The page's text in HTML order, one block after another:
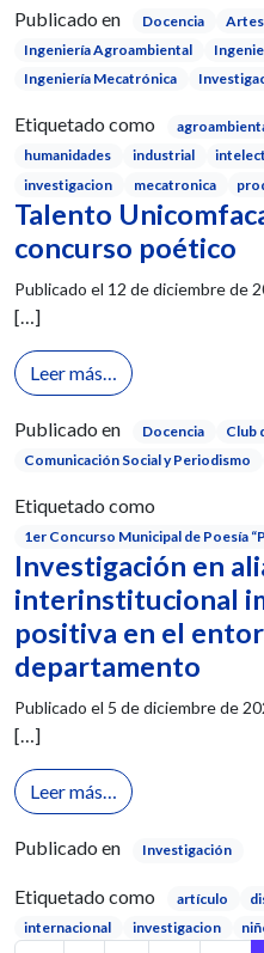
Publicado en Docencia
Artes
Ingeniería Agroambiental
Ingeniería Mecatrónica
Etiquetado como
humanidades
industrial
investigacion
mecatronica
Talento
concurso poético
Publicado el 12 de diciembre de
[…]
Leer más… from Talento
Publicado en Docencia
Club
Comunicación Social y Periodismo
Etiquetado como
1er Concurso Municipal de Poesía
Investigación en
interinstitucional
positiva en el
departamento
Publicado el 5 de diciembre de
[…]
Leer más… from
Publicado en Investigación
Etiquetado como artículo
internacional
investigacion